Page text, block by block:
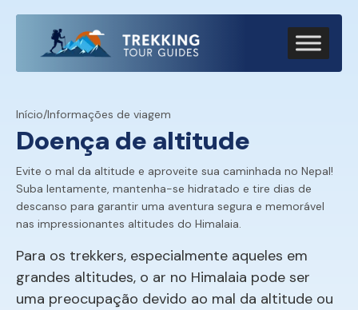
Início/Informações de viagem
Doença de altitude
Evite o mal da altitude e aproveite sua caminhada no Nepal!
Suba lentamente, mantenha-se hidratado e tire dias de
descanso para garantir uma aventura segura e memorável
nas impressionantes altitudes do Himalaia.
Para os trekkers, especialmente aqueles em
grandes altitudes, o ar no Himalaia pode ser
uma preocupação devido ao mal da altitude ou